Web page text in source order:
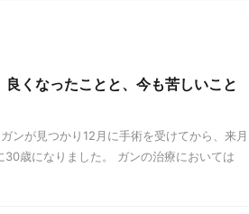
くなったことと、今も苦しいこと
ンが見つかり12月に手術を受けてから、来月
歳になりました。 ガンの治療においては